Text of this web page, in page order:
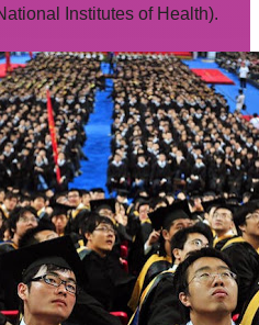
Institutes of Health).